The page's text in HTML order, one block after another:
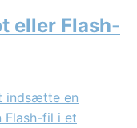
eller Flash-
indsætte en
Flash-fil i et